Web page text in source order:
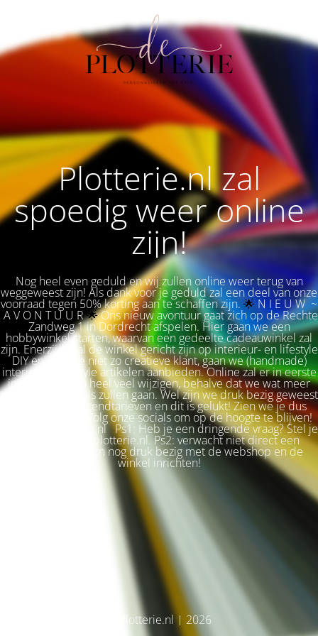
Plotterie.nl zal
spoedig weer online
zijn!
Nog heel even geduld en wij zullen online weer terug van
weggeweest zijn! Als dank voor je geduld zal een deel van onze
voorraad tegen 50% korting aan te schaffen zijn. 🌟 N I E U W ~
A V O N T U U R🌟Ons nieuw avontuur gaat zich op de Rechte
Zandweg 1 in Dordrecht afspelen. Hier gaan we een
hobbywinkel starten, waarvan een gedeelte cadeauwinkel zal
zijn. Enerzijds zal de winkel gericht zijn op interieur- en lifestyle
DIY en voor de niet zo creatieve klant, gaan we (handmade)
interieur & lifestyle artikelen aanbieden. Online zal er in eerste
instantie niet zo heel veel wijzigen, behalve dat we wat meer
terug naar de basis zullen gaan. Wel zijn we druk bezig geweest
met betere verzendtarieven en dit is gelukt! Zien we je dus
snel weer terug? Volg onze socials om op de hoogte te blijven!
Liefs, Ilse. Plotterie.nl Ps1: Heb je een dringende vraag? Stel je
vraag via info@plotterie.nl. Ps2: verwacht niet direct een
antwoord. We zijn nog druk bezig met de webshop en de
winkel inrichten!
© Plotterie.nl | 2026